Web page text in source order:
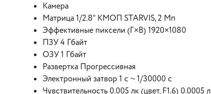
Камера
Матрица 1/2.8” КМОП STARVIS, 2 Мп
Эффективные пиксели (Г×В) 1920×1080
ПЗУ 4 Гбайт
ОЗУ 1 Гбайт
Развертка Прогрессивная
Электронный затвор 1 с ~ 1/30000 с
Чувствительность 0.005 лк (цвет, F1.6)